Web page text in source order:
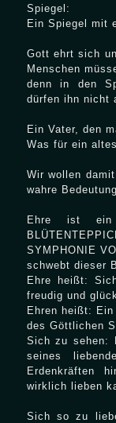
Spiegel:
Ein Spiegel mit
Gott ehrt sich
Menschen
denn in den
dürfen ihn nicht
Ein Vater, den
Was für ein
Wir wollen
wahre
Ehre ist ein
SYMPHONIE
schwebt dieser
Ehre heißt:
freudig und
Ehren heißt:
des Göttlichen
Sich zu sehen:
seines
Erdenkräften
wirklich lieben
Sich so zu